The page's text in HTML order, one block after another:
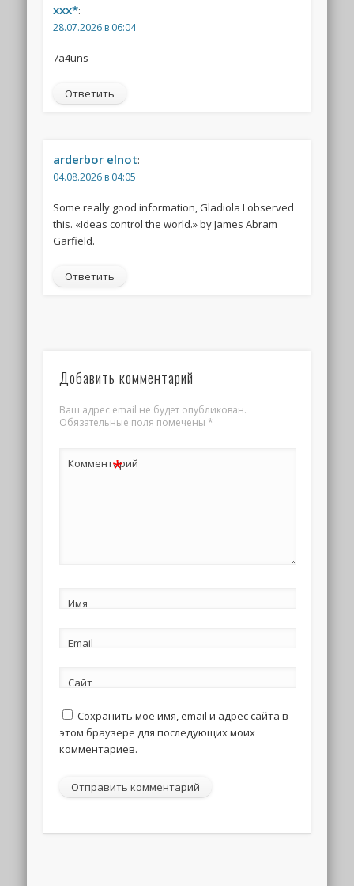
ххх*:
28.07.2026 в 06:04
7a4uns
Ответить
arderbor elnot:
04.08.2026 в 04:05
Some really good information, Gladiola I observed
this. «Ideas control the world.» by James Abram
Garfield.
Ответить
Добавить комментарий
Ваш адрес email не будет опубликован.
Обязательные поля помечены *
Комментарий
*
Имя
Email
Сайт
Сохранить моё имя, email и адрес сайта в
этом браузере для последующих моих
комментариев.